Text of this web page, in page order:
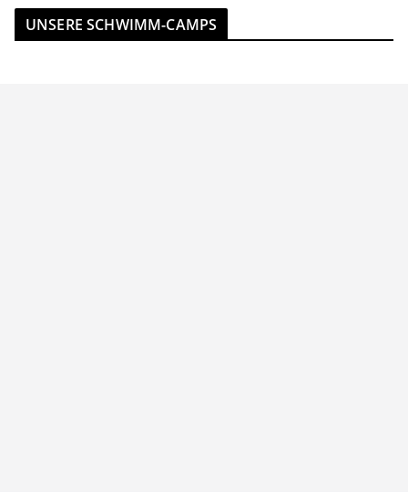
UNSERE SCHWIMM-CAMPS